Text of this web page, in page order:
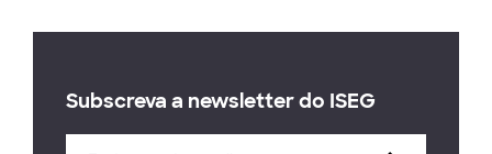
Subscreva a newsletter do ISEG